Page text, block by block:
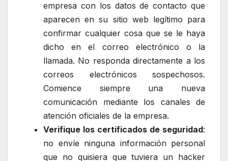
empresa con los datos de contacto que
aparecen en su sitio web legítimo para
confirmar cualquier cosa que se le haya
dicho en el correo electrónico o la
llamada. No responda directamente a los
correos electrónicos sospechosos.
Comience siempre una nueva
comunicación mediante los canales de
atención oficiales de la empresa.
Verifique los certificados de seguridad:
no envíe ninguna información personal
que no quisiera que tuviera un hacker